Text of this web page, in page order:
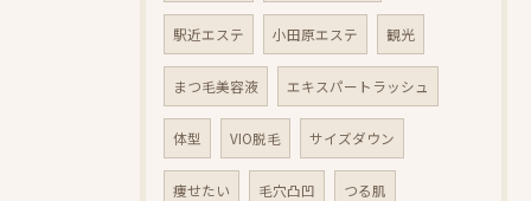
駅近エステ 小田原エステ 観光
まつ毛美容液 エキスパートラッシュ
体型 VIO脱毛 サイズダウン
痩せたい 毛穴凸凹 つる肌